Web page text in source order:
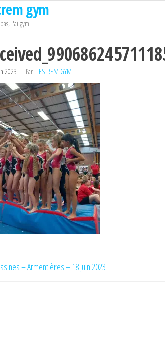
gym
j'ai gym
2023 Par LESTREM GYM
– Armentières – 18 juin 2023